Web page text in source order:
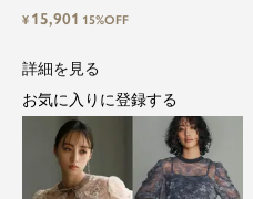
カートorワイドパンツセットアップロン
ティードレス
¥ 15,901 15%OFF
詳細を見る
お気に入りに登録する